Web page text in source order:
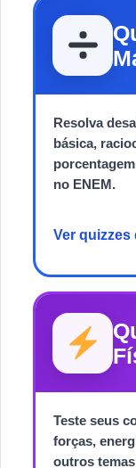
Resolva
básica,
no ENEM.
Ver quizzes
Teste seus
forças,
outros